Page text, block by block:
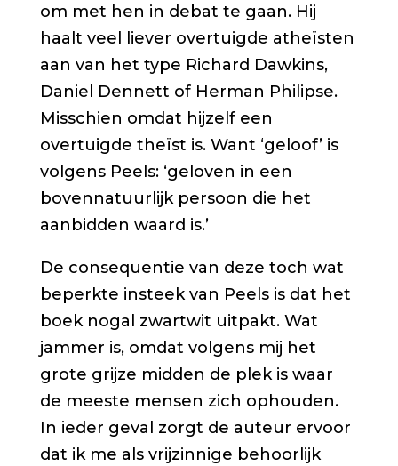
om met hen in debat te gaan. Hij
haalt veel liever overtuigde atheïsten
aan van het type Richard Dawkins,
Daniel Dennett of Herman Philipse.
Misschien omdat hijzelf een
overtuigde theïst is. Want ‘geloof’ is
volgens Peels: ‘geloven in een
bovennatuurlijk persoon die het
aanbidden waard is.’
De consequentie van deze toch wat
beperkte insteek van Peels is dat het
boek nogal zwartwit uitpakt. Wat
jammer is, omdat volgens mij het
grote grijze midden de plek is waar
de meeste mensen zich ophouden.
In ieder geval zorgt de auteur ervoor
dat ik me als vrijzinnige behoorlijk